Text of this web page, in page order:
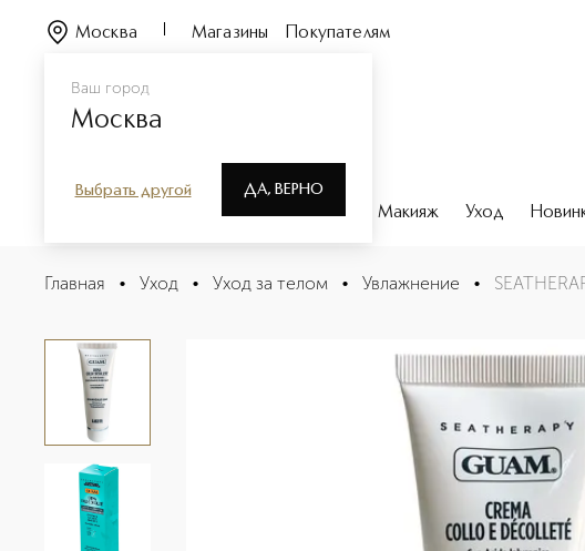
Ваш город
Москва
Выбрать другой ДА, ВЕРНО
Москва Магазины Покупателям
Парфюмерия Макияж Уход
SEATHERAPY Крем для области шеи и декольте
Главная • Уход • Уход за телом • Увлажнение •